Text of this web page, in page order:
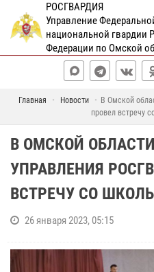
РОСГВАРДИЯ
Управление
национальной гвардии
Федерации по Омской
Главная Новости
В Омской
провел встречу
В ОМСКОЙ
УПРАВЛЕНИЯ
ВСТРЕЧУ СО
26 января 2023, 05:15